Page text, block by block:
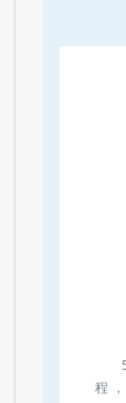
程